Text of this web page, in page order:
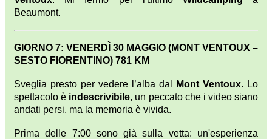
Beaumont.
GIORNO 7: VENERDÌ 30 MAGGIO (MONT VENTOUX –
SESTO FIORENTINO) 781 KM
Sveglia presto per vedere l’alba dal Mont Ventoux. Lo
spettacolo è indescrivibile, un peccato che i video siano
andati persi, ma la memoria è vivida.
Prima delle 7:00 sono già sulla vetta: un'esperienza